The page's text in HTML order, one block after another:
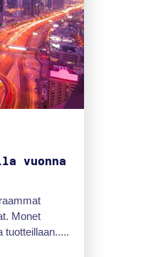
vuonna
Monet
tuotteillaan.....